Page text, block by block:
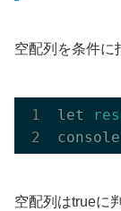
空配列を条件に
let
空配列はtrueに